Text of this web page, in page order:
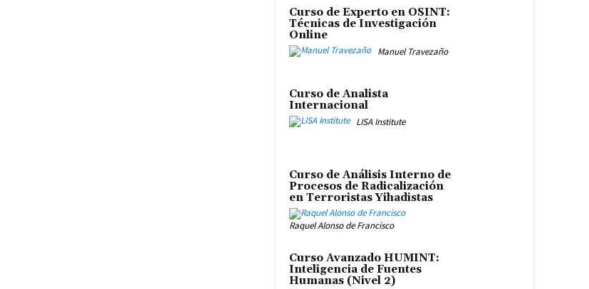
Curso de Experto en OSINT:
Técnicas de Investigación
Online
Manuel Travezaño
Curso de Analista
Internacional
LISA Institute
Curso de Análisis Interno de
Procesos de Radicalización
en Terroristas Yihadistas
Raquel Alonso de Francisco
Curso Avanzado HUMINT:
Inteligencia de Fuentes
Humanas (Nivel 2)